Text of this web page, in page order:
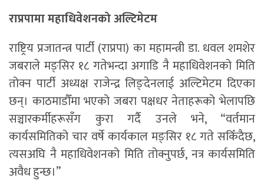
राप्रपामा महाधिवेशनको अल्टिमेटम
राष्ट्रिय प्रजातन्त्र पार्टी (राप्रपा) का महामन्त्री डा. धवल शमशेर
जबराले मङ्सिर १८ गतेभन्दा अगाडि नै महाधिवेशनको मिति
तोक्न पार्टी अध्यक्ष राजेन्द्र लिङ्देनलाई अल्टिमेटम दिएका
छन्। काठमाडौँमा भएको जबरा पक्षधर नेताहरूको भेलापछि
सञ्चारकर्मीहरूसँग कुरा गर्दै उनले भने, “वर्तमान
कार्यसमितिको चार वर्षे कार्यकाल मङ्सिर १८ गते सकिँदैछ,
त्यसअघि नै महाधिवेशनको मिति तोक्नुपर्छ, नत्र कार्यसमिति
अवैध हुन्छ।”